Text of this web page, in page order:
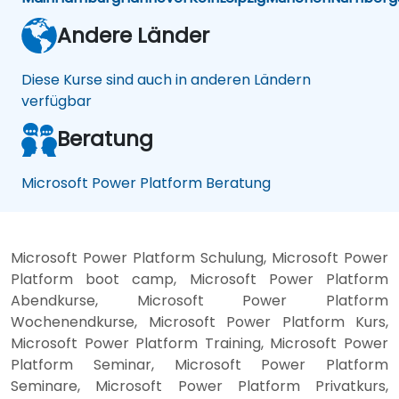
Andere Länder
Diese Kurse sind auch in anderen Ländern
verfügbar
Beratung
Microsoft Power Platform Beratung
Microsoft Power Platform Schulung, Microsoft Power
Platform boot camp, Microsoft Power Platform
Abendkurse, Microsoft Power Platform
Wochenendkurse, Microsoft Power Platform Kurs,
Microsoft Power Platform Training, Microsoft Power
Platform Seminar, Microsoft Power Platform
Seminare, Microsoft Power Platform Privatkurs,